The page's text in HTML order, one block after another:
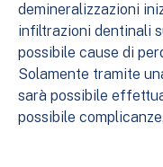
demineralizzazioni
infiltrazioni dentinali
possibile cause di
Solamente tramite
sarà possibile
possibile complicanze.